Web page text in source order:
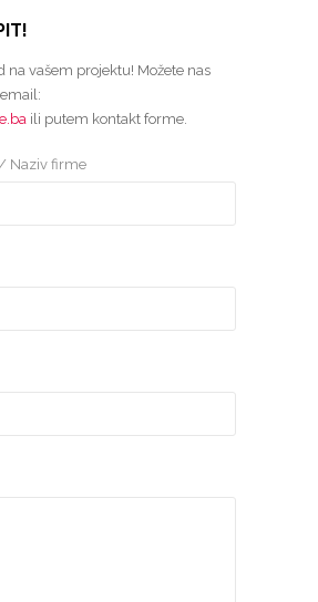
na vašem projektu! Možete nas
ili putem kontakt forme.
Naziv firme